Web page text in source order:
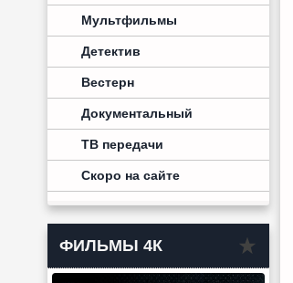
Мультфильмы
Детектив
Вестерн
Документальный
ТВ передачи
Скоро на сайте
ФИЛЬМЫ 4К